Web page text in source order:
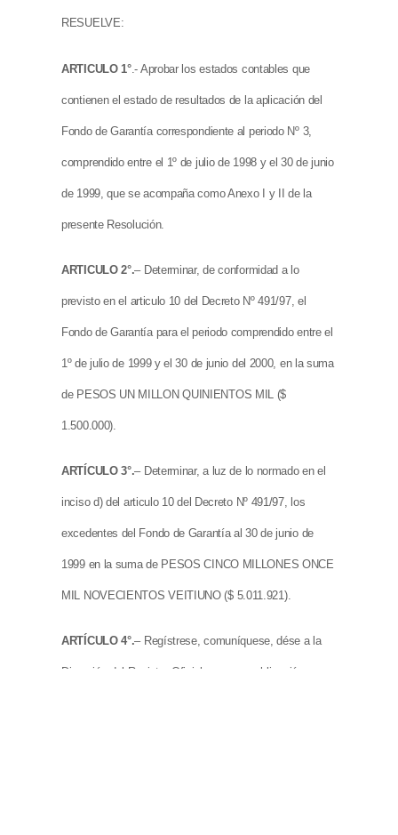
RESUELVE:
ARTICULO 1°.- Aprobar los estados contables que
contienen el estado de resultados de la aplicación del
Fondo de Garantía correspondiente al periodo Nº 3,
comprendido entre el 1º de julio de 1998 y el 30 de junio
de 1999, que se acompaña como Anexo I y II de la
presente Resolución.
ARTICULO 2°.– Determinar, de conformidad a lo
previsto en el articulo 10 del Decreto Nº 491/97, el
Fondo de Garantía para el periodo comprendido entre el
1º de julio de 1999 y el 30 de junio del 2000, en la suma
de PESOS UN MILLON QUINIENTOS MIL ($
1.500.000).
ARTÍCULO 3°.– Determinar, a luz de lo normado en el
inciso d) del articulo 10 del Decreto Nº 491/97, los
excedentes del Fondo de Garantía al 30 de junio de
1999 en la suma de PESOS CINCO MILLONES ONCE
MIL NOVECIENTOS VEITIUNO ($ 5.011.921).
ARTÍCULO 4°.– Regístrese, comuníquese, dése a la
Dirección del Registro Oficial, para su publicación y